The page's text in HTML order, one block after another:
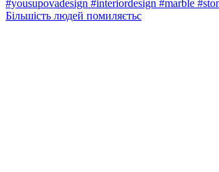
Більшість людей помиляєтьс